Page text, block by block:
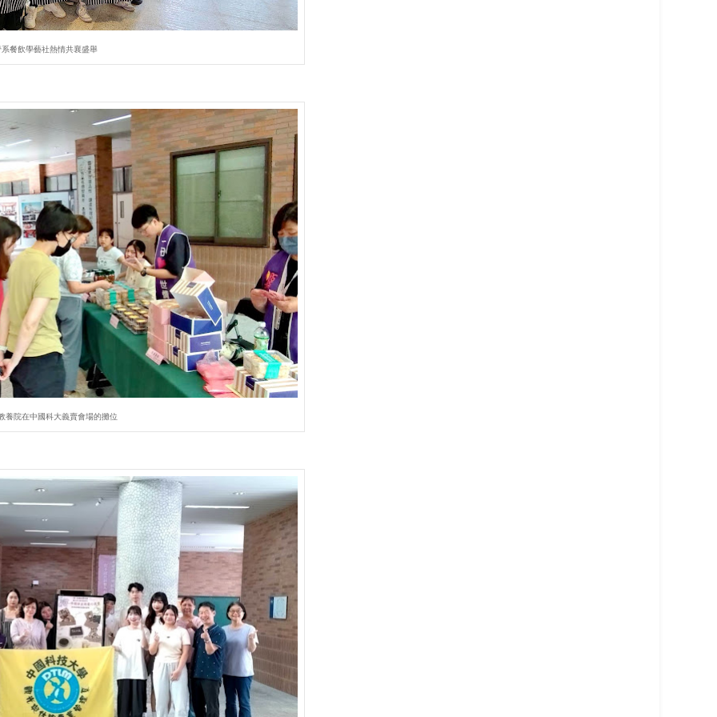
系餐飲學藝社熱情共襄盛舉
養院在中國科大義賣會場的攤位